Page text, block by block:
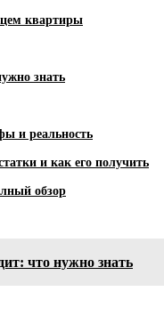
квартиры
знать
и реальность
и как его получить
обзор
что нужно знать